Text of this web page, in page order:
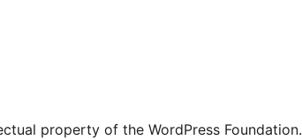
property of the WordPress Foundation.